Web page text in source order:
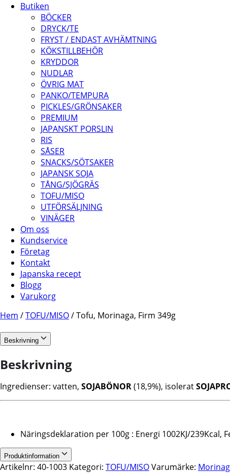
Butiken
BÖCKER
DRYCK/TE
FRYST / ENDAST AVHÄMTNING
KÖKSTILLBEHÖR
KRYDDOR
NUDLAR
ÖVRIG MAT
PANKO/TEMPURA
PICKLES/GRÖNSAKER
PREMIUM
JAPANSKT PORSLIN
RIS
SÅSER
SNACKS/SÖTSAKER
JAPANSK SOJA
TÅNG/SJÖGRÄS
TOFU/MISO
UTFÖRSÄLJNING
VINÄGER
Om oss
Kundservice
Företag
Kontakt
Japanska recept
Blogg
Varukorg
Hem /TOFU/MISO/ Tofu, Morinaga, Firm 349g
Beskrivning
Beskrivning
Ingredienser: vatten, SOJABÖNOR(18,9%), isolerat
Näringsdeklaration per 100g : Energi 1002KJ/
Produktinformation
Artikelnr: 40-1003 Kategori: TOFU/MISOVarumärke: